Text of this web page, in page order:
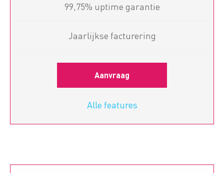
99,75% uptime garantie
Jaarlijkse facturering
Aanvraag
Alle features